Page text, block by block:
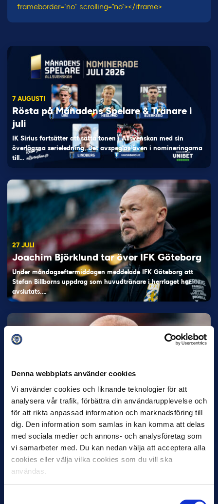
Denna webbplats använder cookies
Vi använder cookies och liknande teknologier för att
analysera vår trafik, förbättra din användarupplevelse och
för att rikta anpassad information och marknadsföring till
dig. Den information som samlas in kan komma att delas
med sociala medier och annons- och analysföretag som
vi samarbeter med. Du kan nedan välja att acceptera alla
cookies eller välja vilka cookies som du vill ska
användas.
frameborder="no" scrolling="no"></iframe>
7 AUGUSTI
Rösta på Månadens Spelare & Tränare i
juli
IK Sirius fortsätter att sätta tonen i Allsvenskan med sin
överlägsna serieledning. Det avspeglas även i nomineringarna
till…
27 JULI
Joachim Björklund tar över IFK Göteborg
Under måndagseftermiddagen meddelade IFK Göteborg att
Stefan Billborns uppdrag som huvudtränare i herrlaget har
avslutats.…
30 JUNI
Helstrup ny tränare i Malmö FF
Inleder mot…